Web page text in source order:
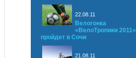
22.08.11
Велогонка
«ВелоТропики 2011»
пройдет в Сочи
21.08.11